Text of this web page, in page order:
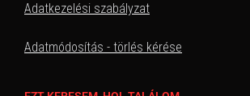
Adatkezelési szabályzat
Adatmódosítás - törlés kérése